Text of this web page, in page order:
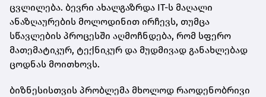
ცვლილება. ბევრი ახალგაზრდა IT-ს მაღალი
ანაზღაურების მოლოდინით ირჩევს, თუმცა
სწავლების პროცესში აღმოჩნდება, რომ სფერო
მათემატიკურ, ტექნიკურ და მუდმივად განახლებად
ცოდნას მოითხოვს.
ბიზნესისთვის პრობლემა მხოლოდ რაოდენობრივი